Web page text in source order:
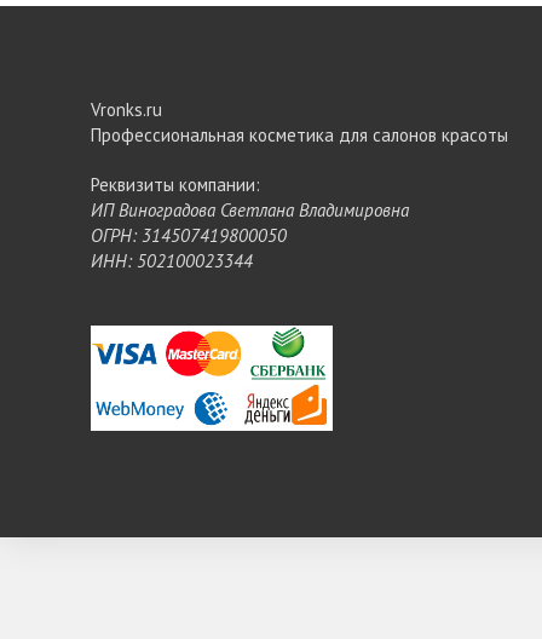
Vronks.ru
Профессиональная косметика для салонов красоты
Реквизиты компании:
ИП Виноградова Светлана Владимировна
ОГРН: 314507419800050
ИНН: 502100023344